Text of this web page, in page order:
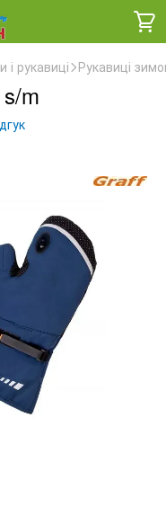
і рукавиці Рукавиці
m